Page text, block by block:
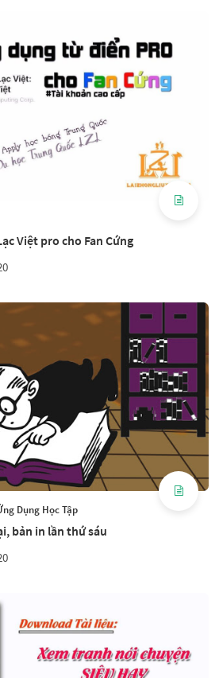
Việt pro cho Fan Cứng
Dụng Học Tập
bản in lần thứ sáu